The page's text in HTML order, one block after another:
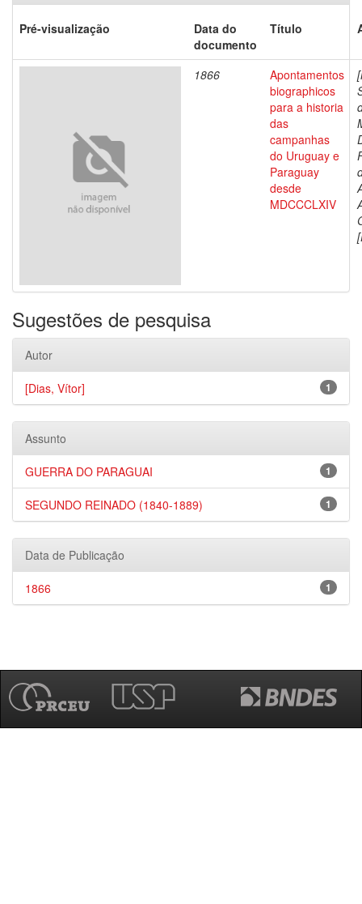
Pré-visualização
Data do
documento
Título
1866
Apontamentos
biographicos
para a historia
das
campanhas
do Uruguay e
Paraguay
desde
MDCCCLXIV
Sugestões de pesquisa
Autor
1
[Dias, Vítor]
Assunto
1
GUERRA DO PARAGUAI
1
SEGUNDO REINADO (1840-1889)
Data de Publicação
1
1866